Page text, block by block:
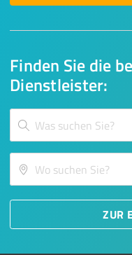
Finden Sie die
Dienstleister:
ZUR